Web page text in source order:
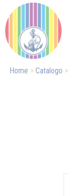
Home Catalogo